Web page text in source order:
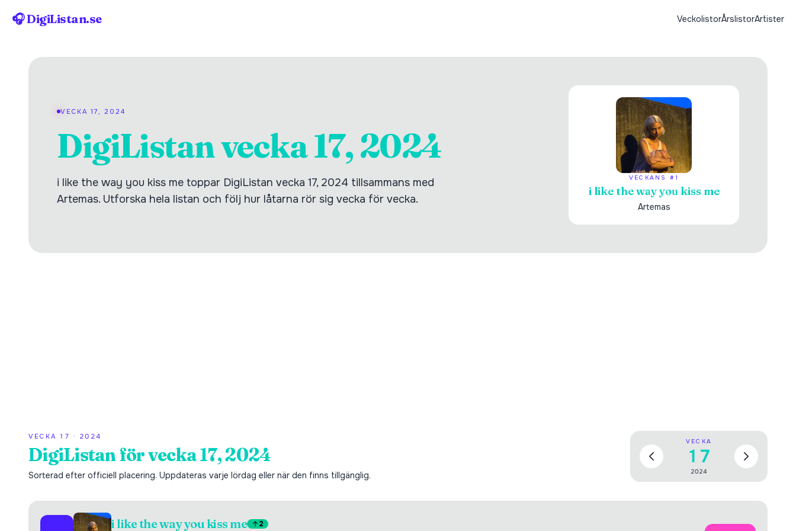
🎧 DigiListan.se VeckolistorÅrslistorArtister
VECKA 17, 2024
DigiListan vecka 17, 2024
i like the way you kiss me toppar DigiListan vecka 17, 2024 tillsammans med
Artemas. Utforska hela listan och följ hur låtarna rör sig vecka för vecka.
VECKANS #1
i like the way you kiss me
Artemas
VECKA 17 · 2024
DigiListan för vecka 17, 2024
Sorterad efter officiell placering. Uppdateras varje lördag eller när den finns tillgänglig.
VECKA
17
2024
i like the way you kiss me 2